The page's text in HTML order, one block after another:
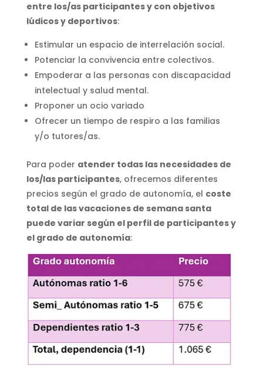
entre los/as participantes y con objetivos
lúdicos y deportivos:
Estimular un espacio de interrelación social.
Potenciar la convivencia entre colectivos.
Empoderar a las personas con discapacidad
intelectual y salud mental.
Proponer un ocio variado
Ofrecer un tiempo de respiro a las familias
y/o tutores/as.
Para poder atender todas las necesidades de
los/las participantes, ofrecemos diferentes
precios según el grado de autonomía, el coste
total de las vacaciones de semana santa
puede variar según el perfil de participantes y
el grado de autonomía: